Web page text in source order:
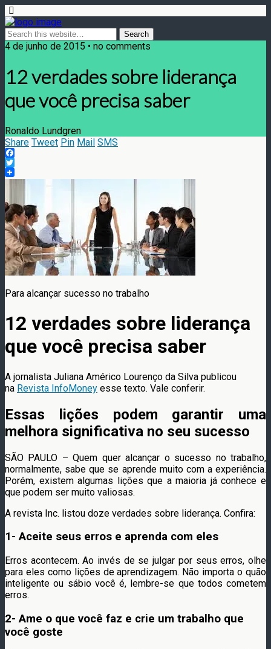
4 de junho de 2015 • no comments
12 verdades sobre liderança
que você precisa saber
Ronaldo Lundgren
Share Tweet Pin Mail SMS
Facebook
Twitter
Para alcançar sucesso no trabalho
12 verdades sobre liderança
que você precisa saber
A jornalista Juliana Américo Lourenço da Silva publicou
na Revista InfoMoney esse texto. Vale conferir.
Essas lições podem garantir uma
melhora significativa no seu sucesso
SÃO PAULO – Quem quer alcançar o sucesso no trabalho,
normalmente, sabe que se aprende muito com a experiência.
Porém, existem algumas lições que a maioria já conhece e
que podem ser muito valiosas.
A revista Inc. listou doze verdades sobre liderança. Confira:
1- Aceite seus erros e aprenda com eles
Erros acontecem. Ao invés de se julgar por seus erros, olhe
para eles como lições de aprendizagem. Não importa o quão
inteligente ou sábio você é, lembre-se que todos cometem
erros.
2- Ame o que você faz e crie um trabalho que
você goste